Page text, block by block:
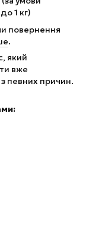
1 кг)
повернення
.
який
вже
певних причин.